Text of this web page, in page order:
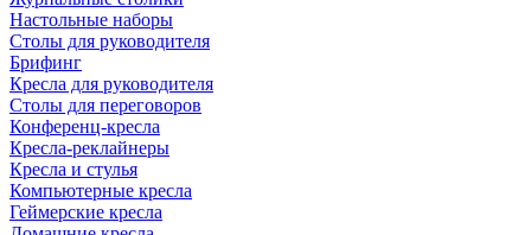
Настольные наборы
Столы для руководителя
Брифинг
Кресла для руководителя
Столы для переговоров
Конференц-кресла
Кресла-реклайнеры
Кресла и стулья
Компьютерные кресла
Геймерские кресла